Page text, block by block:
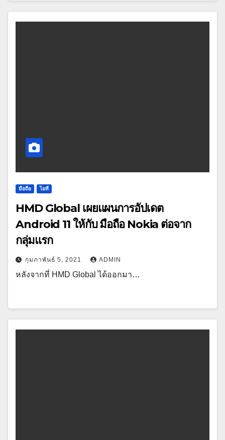
มือถือ ไอที
HMD Global เผยแผนการอัปเดต
Android 11 ให้กับ มือถือ Nokia ต่อจาก
กลุ่มแรก
กุมภาพันธ์ 5, 2021 ADMIN
หลังจากที่ HMD Global ได้ออกมา…